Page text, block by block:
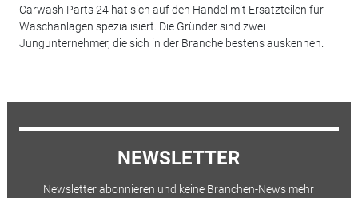
Carwash Parts 24 hat sich auf den Handel mit Ersatzteilen für
Waschanlagen spezialisiert. Die Gründer sind zwei
Jungunternehmer, die sich in der Branche bestens auskennen.
NEWSLETTER
Newsletter abonnieren und keine Branchen-News mehr